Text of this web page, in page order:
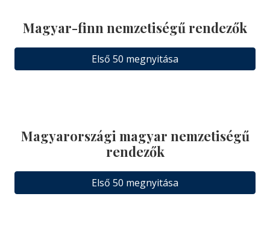
Magyar-finn nemzetiségű rendezők
Első 50 megnyitása
Magyarországi magyar nemzetiségű
rendezők
Első 50 megnyitása